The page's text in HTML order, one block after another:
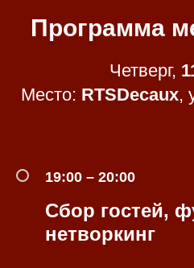
Программа
Четверг,
Место: RTSDecaux,
19:00 – 20:00
Сбор гостей,
нетворкинг